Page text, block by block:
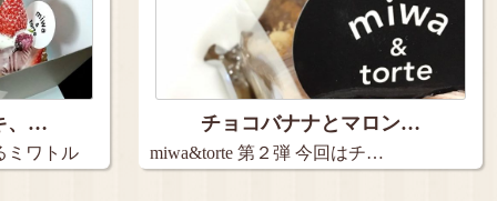
、…
ミワトル
チョコバナナとマロン…
miwa&torte 第２弾 今回はチ…